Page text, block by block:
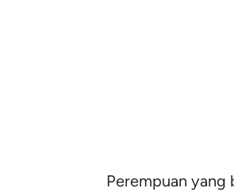
Perempuan yang